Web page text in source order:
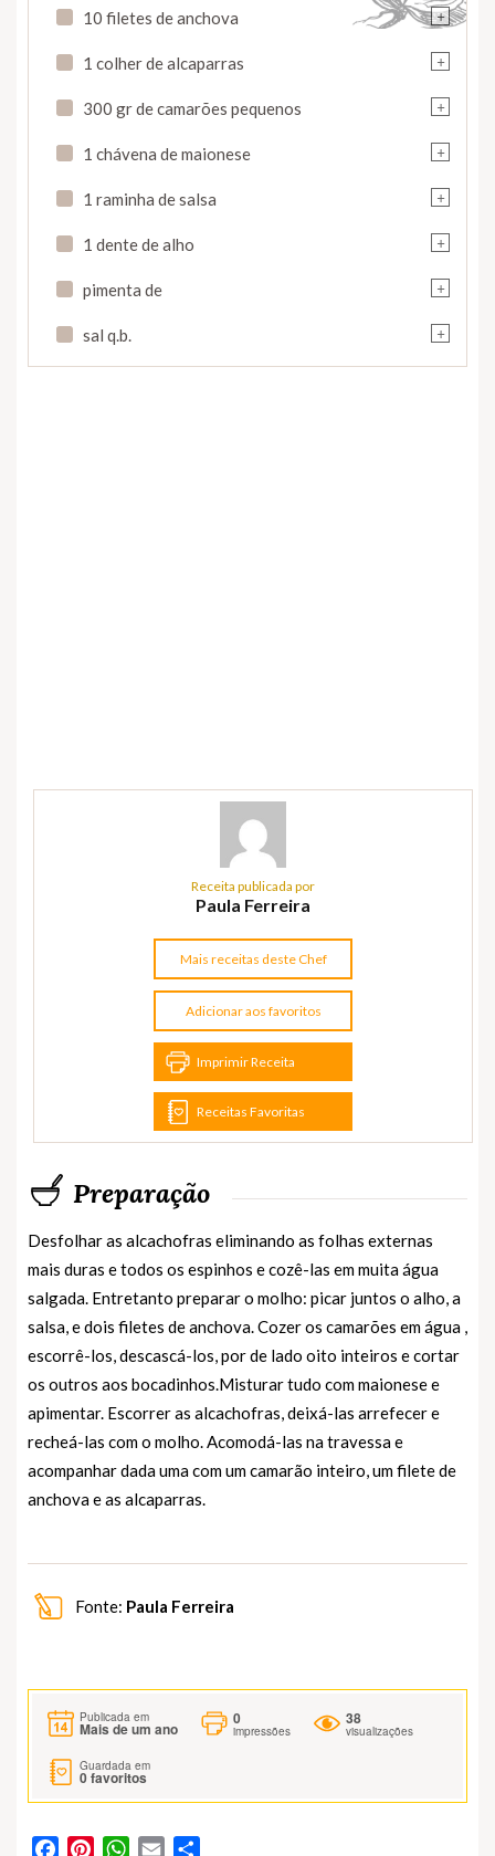
+
10 filetes de anchova
+
1 colher de alcaparras
+
300 gr de camarões pequenos
+
1 chávena de maionese
+
1 raminha de salsa
+
1 dente de alho
+
pimenta de
+
sal q.b.
Receita publicada por
Paula Ferreira
Mais receitas deste Chef
Adicionar aos favoritos
Imprimir Receita
Receitas Favoritas
Preparação
Desfolhar as alcachofras eliminando as folhas externas
mais duras e todos os espinhos e cozê-las em muita água
salgada. Entretanto preparar o molho: picar juntos o alho, a
salsa, e dois filetes de anchova. Cozer os camarões em água ,
escorrê-los, descascá-los, por de lado oito inteiros e cortar
os outros aos bocadinhos.Misturar tudo com maionese e
apimentar. Escorrer as alcachofras, deixá-las arrefecer e
recheá-las com o molho. Acomodá-las na travessa e
acompanhar dada uma com um camarão inteiro, um filete de
anchova e as alcaparras.
Fonte: Paula Ferreira
Publicada em
Mais de um ano
0
impressões
38
visualizações
Guardada em
0favoritos
FacebookPinterestWhatsApp
Email